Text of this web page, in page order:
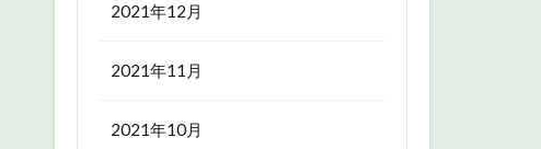
2021年12月
2021年11月
2021年10月